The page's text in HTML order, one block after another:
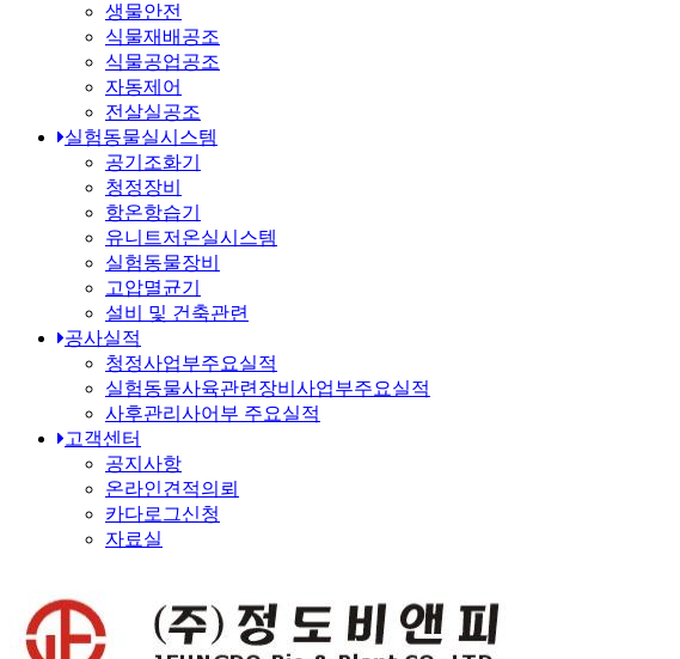
생물안전
식물재배공조
식물공업공조
자동제어
전살실공조
실험동물실시스템
공기조화기
청정장비
항온항습기
유니트저온실시스템
실험동물장비
고압멸균기
설비 및 건축관련
공사실적
청정사업부주요실적
실험동물사육관련장비사업부주요실적
사후관리사어부 주요실적
고객센터
공지사항
온라인견적의뢰
카다로그신청
자료실